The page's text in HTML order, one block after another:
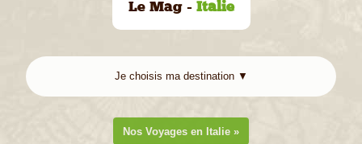
Le Mag - Italie
Nos Voyages en Italie »